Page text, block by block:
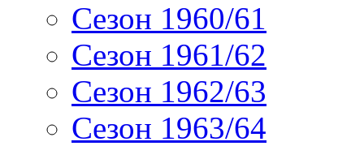
Сезон 1960/61
Сезон 1961/62
Сезон 1962/63
Сезон 1963/64